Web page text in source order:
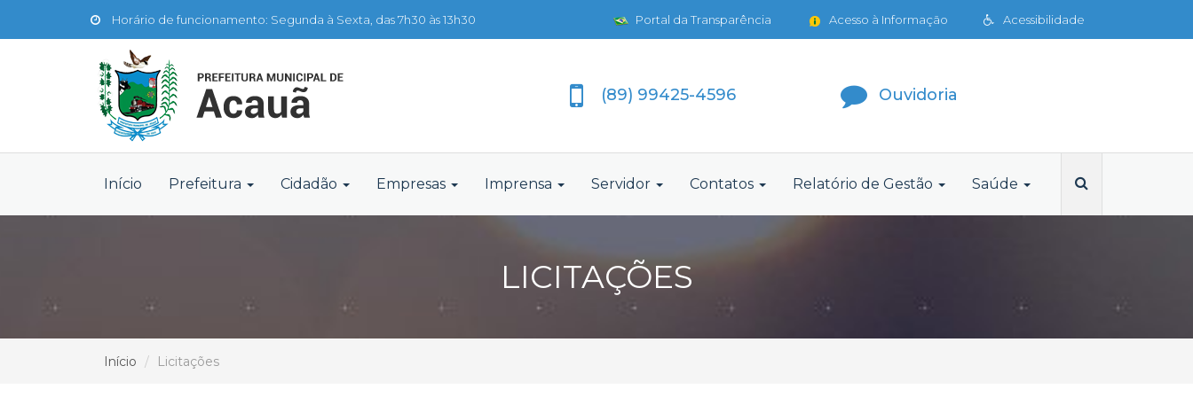
Horário de funcionamento: Segunda à Sexta, das 7h30 às 13h30 Acessibilidade
Acesso à Informação
Portal da Transparência
(89) 99425-4596 Ouvidoria
Início Prefeitura Cidadão Empresas Imprensa Servidor Contatos Relatório de Gestão Saúde
LICITAÇÕES
Início Licitações